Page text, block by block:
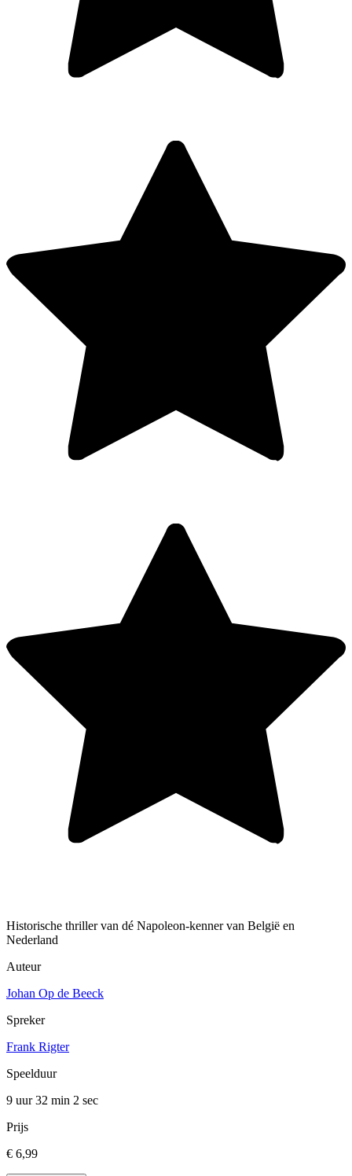
Historische thriller van dé Napoleon-kenner van België en
Nederland
Auteur
Johan Op de Beeck
Spreker
Frank Rigter
Speelduur
9 uur 32 min 2 sec
Prijs
€ 6,99